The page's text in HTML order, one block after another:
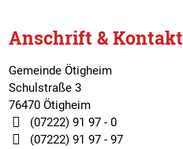
Anschrift & Kontakt
Gemeinde Ötigheim
Schulstraße 3
76470 Ötigheim
(07222) 91 97 - 0
(07222) 91 97 - 97